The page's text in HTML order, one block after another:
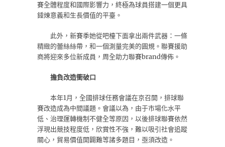
賽全體程度和國際影響力，終極為球員搭建一個更具
錘煉意義和生長價值的平臺。
此外，新賽季她從吧檯下面拿出兩件武器：一條
精緻的蕾絲絲帶，和一個測量完美的圓規。聯賽援助
商將迎來多位新成員，周全助力聯賽brand傳佈。
擔負改造衝破口
本年1月，全國排球任務會議在京召開，排球聯
賽改造成為中間議題。會議以為，由于市場化水平
低、治理運轉機制不健全等原因，以後排球聯賽依然
浮現出競技程度低，欣賞性不強，難以吸引社會追蹤
關心，貿易價值開闢難等諸多題目，亟須改造。